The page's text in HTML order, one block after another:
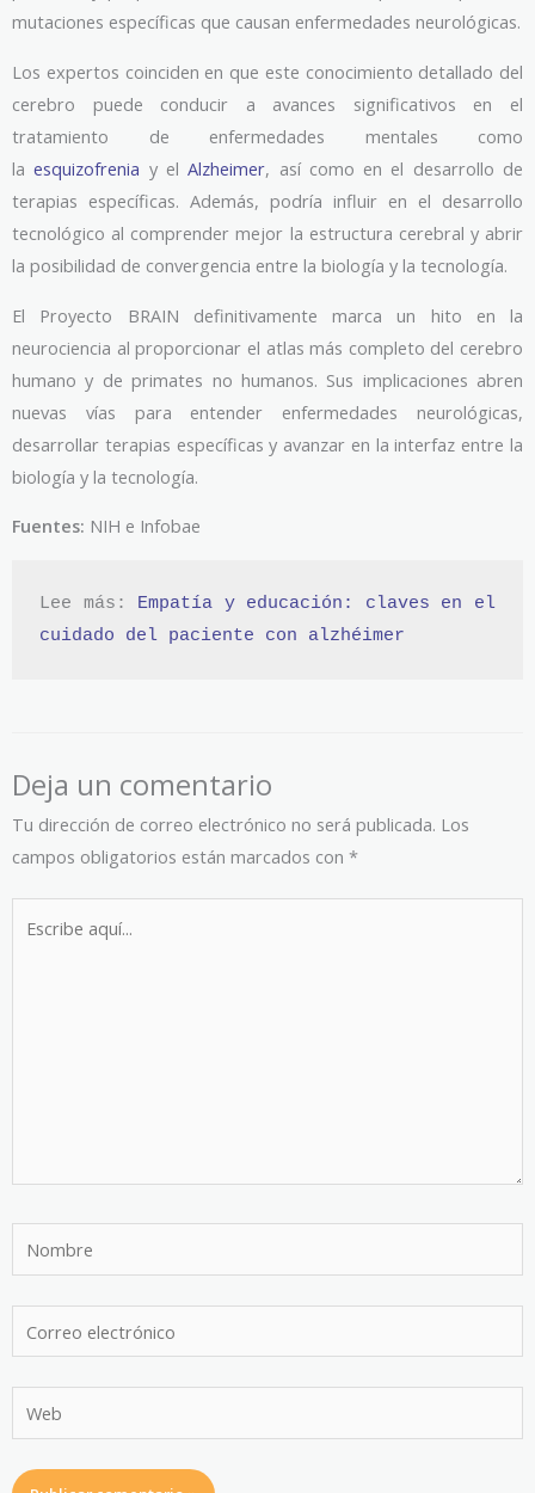
mutaciones específicas que causan enfermedades neurológicas.
Los expertos coinciden en que este conocimiento detallado del
cerebro puede conducir a avances significativos en el
tratamiento de enfermedades mentales como
laesquizofrenia y elAlzheimer, así como en el desarrollo de
terapias específicas. Además, podría influir en el desarrollo
tecnológico al comprender mejor la estructura cerebral y abrir
la posibilidad de convergencia entre la biología y la tecnología.
El Proyecto BRAIN definitivamente marca un hito en la
neurociencia al proporcionar el atlas más completo del cerebro
humano y de primates no humanos. Sus implicaciones abren
nuevas vías para entender enfermedades neurológicas,
desarrollar terapias específicas y avanzar en la interfaz entre la
biología y la tecnología.
Fuentes: NIH e Infobae
Lee más:
Empatía y educación: claves en el
cuidado del paciente con alzhéimer
Deja un comentario
Tu dirección de correo electrónico no será publicada. Los
campos obligatorios están marcados con *
Nombre
electrónico